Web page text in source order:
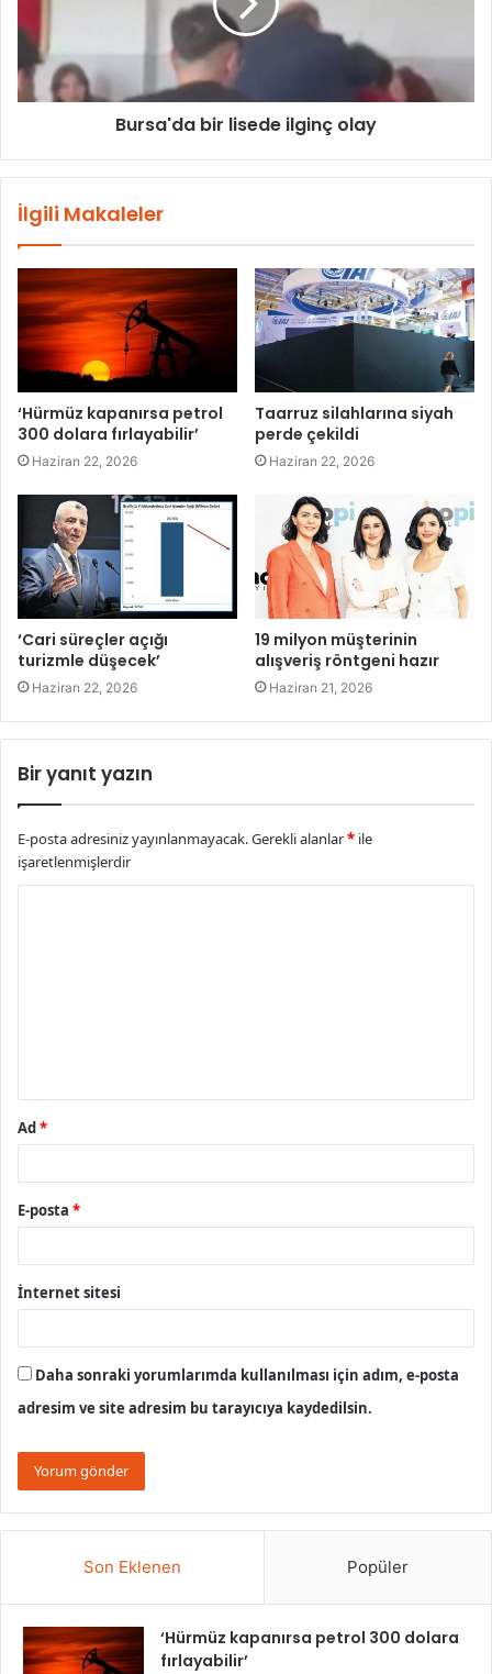
Bursa'da bir lisede ilginç olay
İlgili Makaleler
‘Hürmüz kapanırsa petrol
300 dolara fırlayabilir’
Haziran 22, 2026
Taarruz silahlarına siyah
perde çekildi
Haziran 22, 2026
‘Cari süreçler açığı
turizmle düşecek’
Haziran 22, 2026
19 milyon müşterinin
alışveriş röntgeni hazır
Haziran 21, 2026
Bir yanıt yazın
E-posta adresiniz yayınlanmayacak.Gerekli alanlar* ile
işaretlenmişlerdir
Ad*
E-posta *
İnternet sitesi
Daha sonraki yorumlarımda kullanılması için adım, e-posta
adresim ve site adresim bu tarayıcıya kaydedilsin.
Son Eklenen Popüler
‘Hürmüz kapanırsa petrol 300 dolara
fırlayabilir’